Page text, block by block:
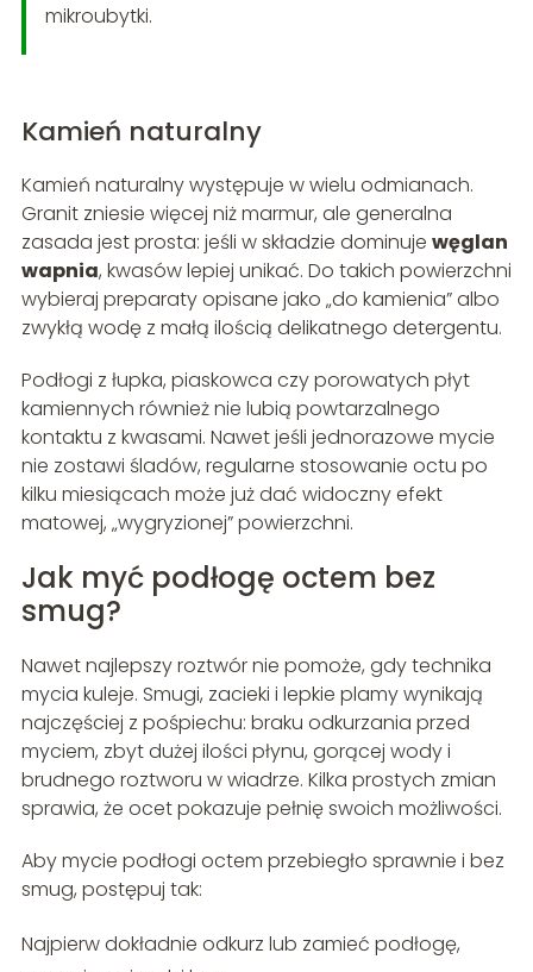
mikroubytki.
Kamień naturalny
Kamień naturalny występuje w wielu odmianach.
Granit zniesie więcej niż marmur, ale generalna
zasada jest prosta: jeśli w składzie dominuje węglan
wapnia, kwasów lepiej unikać. Do takich powierzchni
wybieraj preparaty opisane jako „do kamienia” albo
zwykłą wodę z małą ilością delikatnego detergentu.
Podłogi z łupka, piaskowca czy porowatych płyt
kamiennych również nie lubią powtarzalnego
kontaktu z kwasami. Nawet jeśli jednorazowe mycie
nie zostawi śladów, regularne stosowanie octu po
kilku miesiącach może już dać widoczny efekt
matowej, „wygryzionej” powierzchni.
Jak myć podłogę octem bez
smug?
Nawet najlepszy roztwór nie pomoże, gdy technika
mycia kuleje. Smugi, zacieki i lepkie plamy wynikają
najczęściej z pośpiechu: braku odkurzania przed
myciem, zbyt dużej ilości płynu, gorącej wody i
brudnego roztworu w wiadrze. Kilka prostych zmian
sprawia, że ocet pokazuje pełnię swoich możliwości.
Aby mycie podłogi octem przebiegło sprawnie i bez
smug, postępuj tak:
Najpierw dokładnie odkurz lub zamieć podłogę,